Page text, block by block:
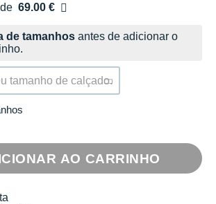
69.00 €
de tamanhos antes de adicionar o
tamanho de calçado.
AO CARRINHO